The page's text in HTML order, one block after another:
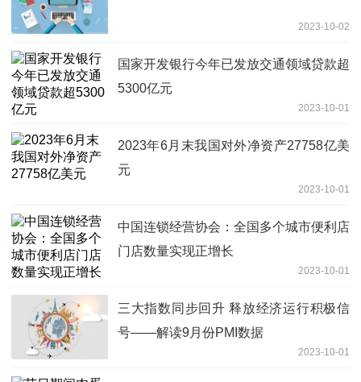
2023-10-02
国家开发银行今年已发放交通领域贷款超
5300亿元
2023-10-01
2023年6月末我国对外净资产27758亿美
元
2023-10-01
中国连锁经营协会：全国多个城市便利店
门店数量实现正增长
2023-10-01
三大指数同步回升 释放经济运行积极信
号——解读9月份PMI数据
2023-10-01